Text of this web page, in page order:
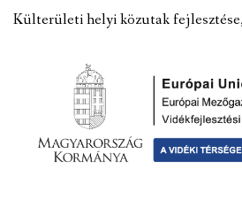
Külterületi helyi közutak